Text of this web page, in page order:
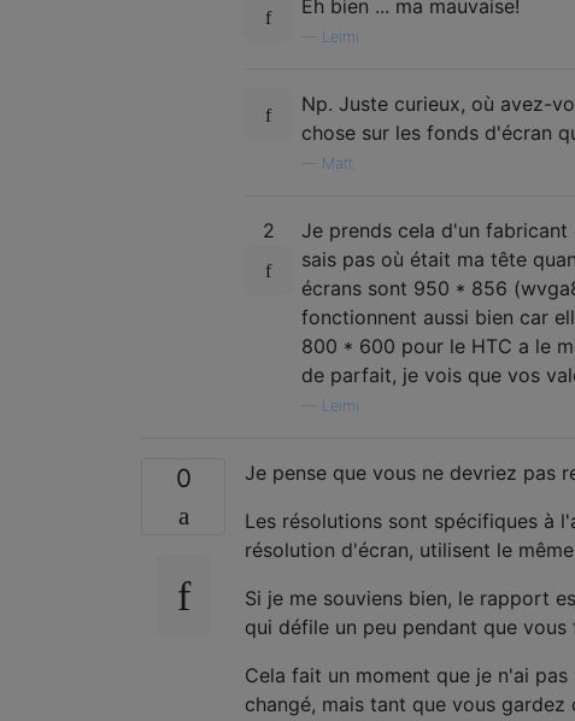
Eh bien ... ma mauvaise!
Leimi
Np. Juste curieux, où avez-
chose sur les fonds d'écran
Matt
2
Je prends cela d'un
sais pas où était ma tête
écrans sont 950 * 856
fonctionnent aussi bien car
800 * 600 pour le HTC a le
de parfait, je vois que vos
Leimi
0
Je pense que vous ne devriez pas
Les résolutions sont spécifiques à
résolution d'écran, utilisent le
Si je me souviens bien, le rapport
qui défile un peu pendant que
Cela fait un moment que je n'ai
changé, mais tant que vous